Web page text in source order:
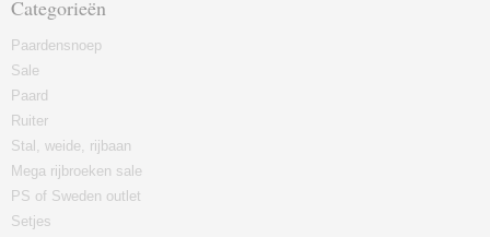
Categorieën
Paardensnoep
Sale
Paard
Ruiter
Stal, weide, rijbaan
Mega rijbroeken sale
PS of Sweden outlet
Setjes